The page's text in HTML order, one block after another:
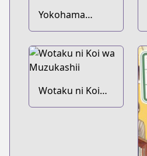
Yokohama
Kaidashi Kikou
Wotaku ni Koi
wa Muzukashii